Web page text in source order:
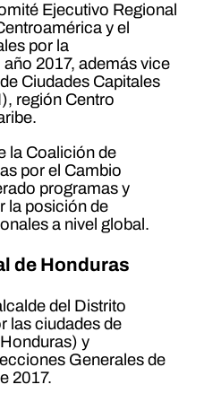
Ejecutivo Regional
y el
por la
2017, además vice
Ciudades Capitales
región Centro
la Coalición de
por el Cambio
programas y
la posición de
a nivel global.
de Honduras
del Distrito
las ciudades de
y
Generales de
2017.